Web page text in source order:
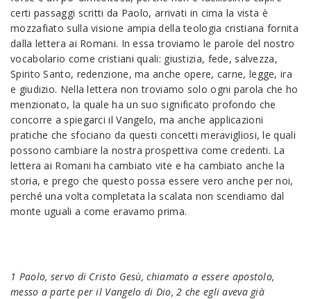
certi passaggi scritti da Paolo, arrivati in cima la vista è
mozzafiato sulla visione ampia della teologia cristiana fornita
dalla lettera ai Romani. In essa troviamo le parole del nostro
vocabolario come cristiani quali: giustizia, fede, salvezza,
Spirito Santo, redenzione, ma anche opere, carne, legge, ira
e giudizio. Nella lettera non troviamo solo ogni parola che ho
menzionato, la quale ha un suo significato profondo che
concorre a spiegarci il Vangelo, ma anche applicazioni
pratiche che sfociano da questi concetti meravigliosi, le quali
possono cambiare la nostra prospettiva come credenti. La
lettera ai Romani ha cambiato vite e ha cambiato anche la
storia, e prego che questo possa essere vero anche per noi,
perché una volta completata la scalata non scendiamo dal
monte uguali a come eravamo prima.
1 Paolo, servo di Cristo Gesù, chiamato a essere apostolo,
messo a parte per il Vangelo di Dio, 2 che egli aveva già